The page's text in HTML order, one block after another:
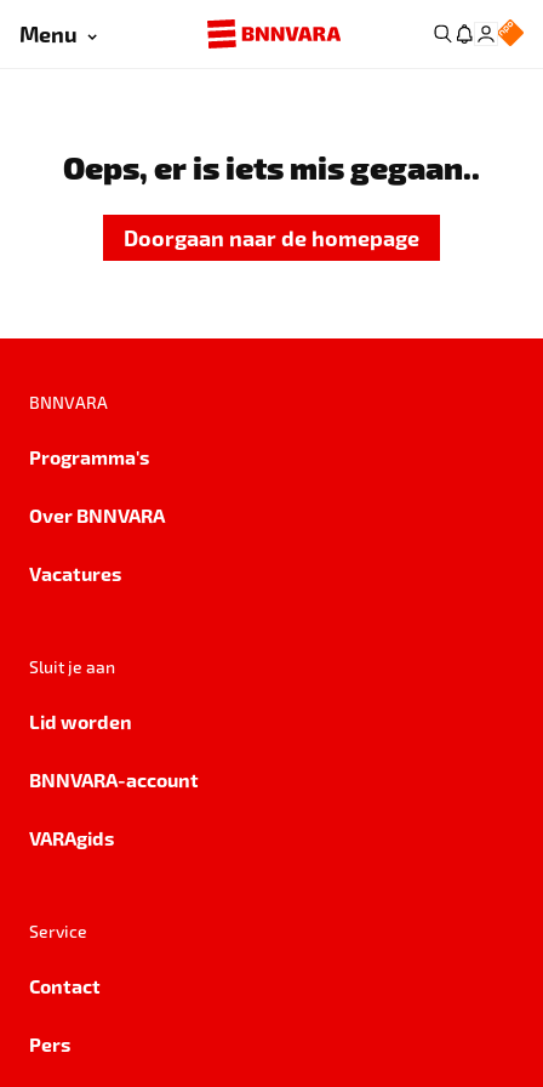
Menu
Oeps, er is iets mis gegaan..
Doorgaan naar de homepage
BNNVARA
Programma's
Over BNNVARA
Vacatures
Sluit je aan
Lid worden
BNNVARA-account
VARAgids
Service
Contact
Pers